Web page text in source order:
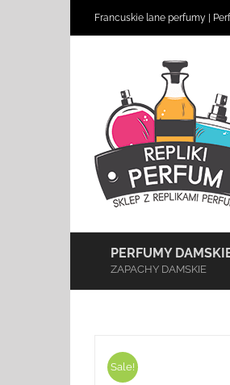
Francuskie lane perfumy
PERFUMY
ZAPACHY DAMSKIE
Sale!